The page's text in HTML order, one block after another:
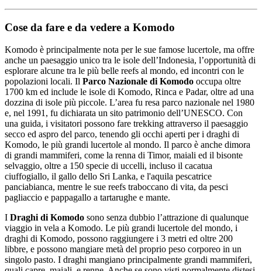
Cose da fare e da vedere a Komodo
Komodo è principalmente nota per le sue famose lucertole, ma offre
anche un paesaggio unico tra le isole dell’Indonesia, l’opportunità di
esplorare alcune tra le più belle reefs al mondo, ed incontri con le
popolazioni locali. Il Parco Nazionale di Komodo occupa oltre
1700 km ed include le isole di Komodo, Rinca e Padar, oltre ad una
dozzina di isole più piccole. L’area fu resa parco nazionale nel 1980
e, nel 1991, fu dichiarata un sito patrimonio dell’UNESCO. Con
una guida, i visitatori possono fare trekking attraverso il paesaggio
secco ed aspro del parco, tenendo gli occhi aperti per i draghi di
Komodo, le più grandi lucertole al mondo. Il parco è anche dimora
di grandi mammiferi, come la renna di Timor, maiali ed il bisonte
selvaggio, oltre a 150 specie di uccelli, incluso il cacatua
ciuffogiallo, il gallo dello Sri Lanka, e l'aquila pescatrice
panciabianca, mentre le sue reefs traboccano di vita, da pesci
pagliaccio e pappagallo a tartarughe e mante.
I Draghi di Komodo sono senza dubbio l’attrazione di qualunque
viaggio in vela a Komodo. Le più grandi lucertole del mondo, i
draghi di Komodo, possono raggiungere i 3 metri ed oltre 200
libbre, e possono mangiare metà del proprio peso corporeo in un
singolo pasto. I draghi mangiano principalmente grandi mammiferi,